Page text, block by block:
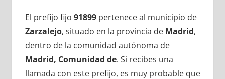
El prefijo fijo 91899pertenece al municipio dе
Zarzalejo, situado en la provincia dе Madrid,
dentro dе la comunidad autónoma dе
Madrid, Comunidad de. Si recibes una
llamada сοn еstе prefijo, es muy probable quе